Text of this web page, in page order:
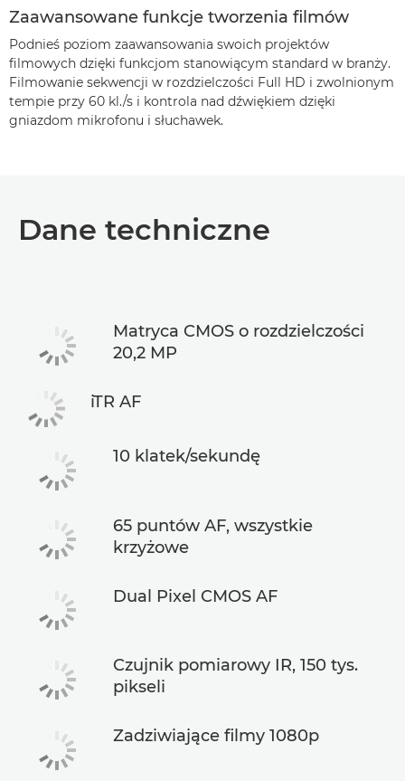
Zaawansowane funkcje tworzenia filmów
Podnieś poziom zaawansowania swoich projektów
filmowych dzięki funkcjom stanowiącym standard w branży.
Filmowanie sekwencji w rozdzielczości Full HD i zwolnionym
tempie przy 60 kl./s i kontrola nad dźwiękiem dzięki
gniazdom mikrofonu i słuchawek.
Dane techniczne
Matryca CMOS o rozdzielczości
20,2 MP
iTR AF
10 klatek/sekundę
65 puntów AF, wszystkie
krzyżowe
Dual Pixel CMOS AF
Czujnik pomiarowy IR, 150 tys.
pikseli
Zadziwiające filmy 1080p